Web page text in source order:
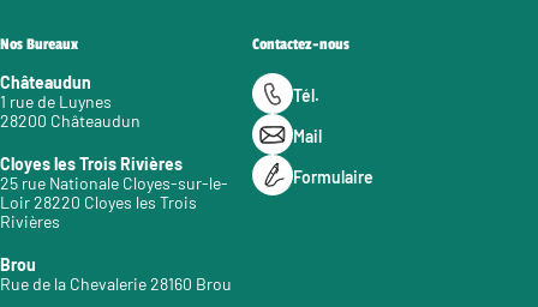
Nos Bureaux
Châteaudun
1 rue de Luynes
28200 Châteaudun
Cloyes les Trois Rivières
25 rue Nationale Cloyes-sur-le-
Loir 28220 Cloyes les Trois
Rivières
Brou
Rue de la Chevalerie 28160 Brou
Contactez-nous
Tél.
Mail
Formulaire